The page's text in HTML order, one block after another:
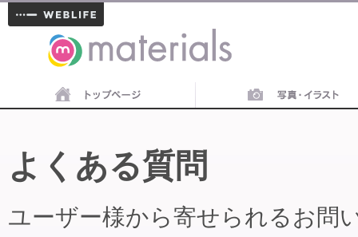
materials
よくある質問
ユーザー様から寄せられるお問